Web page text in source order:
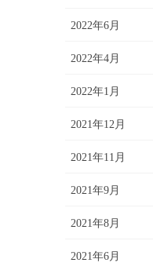
2022年6月
2022年4月
2022年1月
2021年12月
2021年11月
2021年9月
2021年8月
2021年6月